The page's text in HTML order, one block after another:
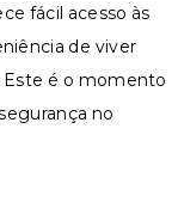
fácil acesso às
de viver
Este é o momento
no